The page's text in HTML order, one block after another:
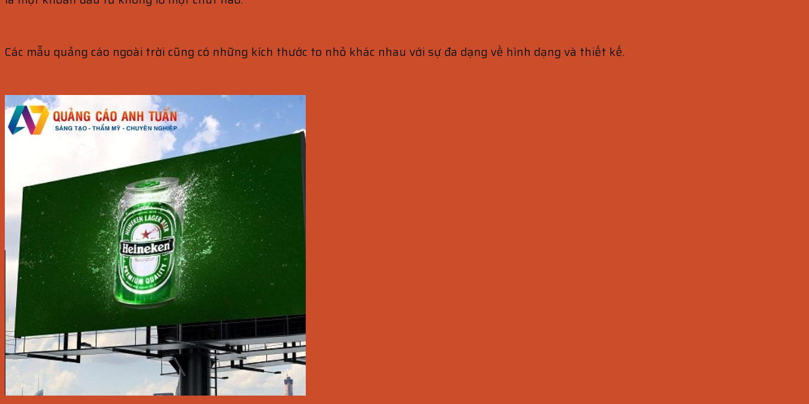
Các mẫu quảng cáo ngoài trời cũng có những kích thước to nhỏ khác nhau với sự đa dạng về hình dạng và thiết kế.